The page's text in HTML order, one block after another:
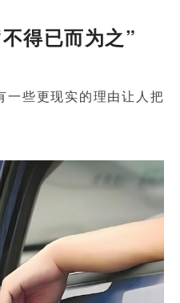
得已而为之”
一些更现实的理由让人把